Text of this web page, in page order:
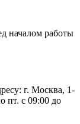
началом работы
г. Москва, 1-
пт. с 09:00 до